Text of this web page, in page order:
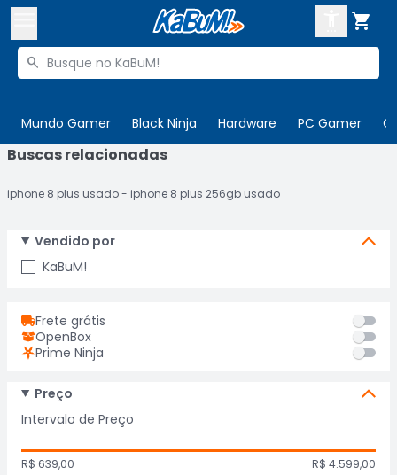

Buscar produtos

Mundo Gamer Black Ninja Hardware PC Gamer

 Departamentos
Cupons
Ativar tradutor em libras
ENTRE
Buscas relacionadas
iphone 8 plus usado iphone 8 plus 256gb usado
Vendido por
KaBuM!
Frete grátis
OpenBox
Prime Ninja
Preço
Intervalo de Preço
R$ 639,00
R$ 4.599,00